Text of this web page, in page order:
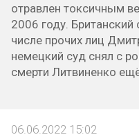
отравлен токсичным
2006 году. Британский
числе прочих лиц
немецкий суд снял с
смерти Литвиненко
06.06.2022 15:02